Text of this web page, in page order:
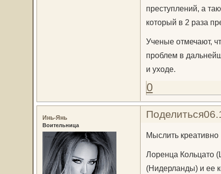
преступлений, а
который в 2 раза
Ученые отмечают,
проблем в
и уходе.
0
Поделиться
Инь-Янь
Воительница
Мыслить креативно
Лоренца Кольцато
(Нидерланды) и ее